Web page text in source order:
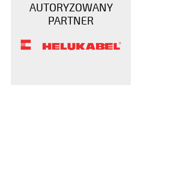
AUTORYZOWANY
PARTNER